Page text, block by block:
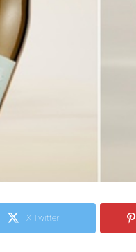
X Twitter